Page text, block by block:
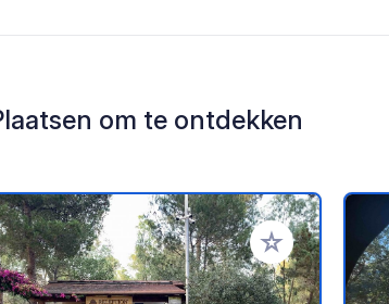
om te ontdekken
Voeg toe aan je